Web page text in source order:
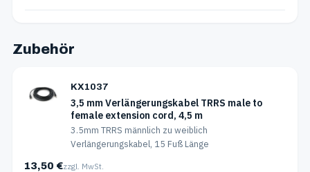
Zubehör
KX1037
3,5 mm Verlängerungskabel TRRS male to
female extension cord, 4,5 m
3.5mm TRRS männlich zu weiblich
Verlängerungskabel, 15 Fuß Länge
13,50 €zzgl. MwSt.